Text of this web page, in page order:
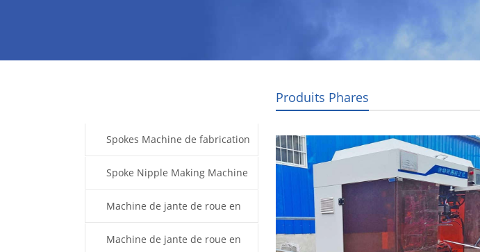
Produits Phares
Spokes Machine de fabrication
Spoke Nipple Making Machine
Machine de jante de roue en
aluminium
Machine de jante de roue en